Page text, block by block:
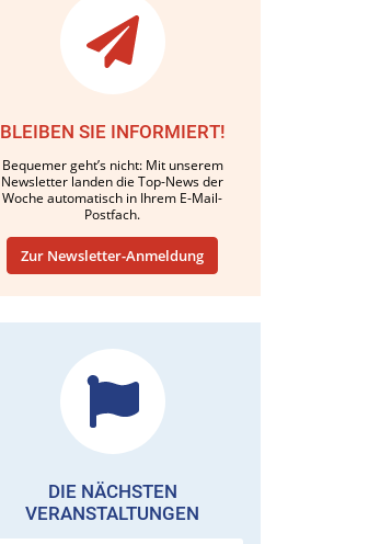
BLEIBEN SIE INFORMIERT!
Bequemer geht’s nicht: Mit unserem
Newsletter landen die Top-News der
Woche automatisch in Ihrem E-Mail-
Postfach.
Zur Newsletter-Anmeldung
DIE NÄCHSTEN
VERANSTALTUNGEN